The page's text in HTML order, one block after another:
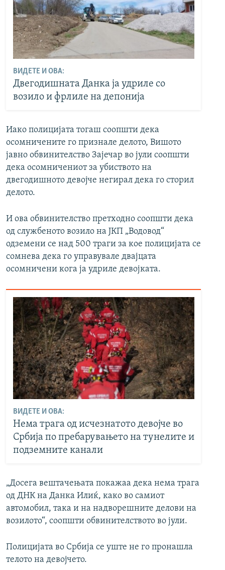
ВИДЕТЕ И ОВА:
Двегодишната Данка ја удриле со
возило и фрлиле на депонија
Иако полицијата тогаш соопшти дека
осомничените го признале делото, Вишото
јавно обвинителство Зајечар во јули соопшти
дека осомничениот за убиството на
двегодишното девојче негирал дека го сторил
делото.
И ова обвинителство претходно соопшти дека
од службеното возило на ЈКП „Водовод“
одземени се над 500 траги за кое полицијата се
сомнева дека го управувале двајцата
осомничени кога ја удриле девојката.
ВИДЕТЕ И ОВА:
Нема трага од исчезнатото девојче во
Србија по пребарувањето на тунелите и
подземните канали
„Досега вештачењата покажаа дека нема трага
од ДНК на Данка Илиќ, како во самиот
автомобил, така и на надворешните делови на
возилото“, соопшти обвинителството во јули.
Полицијата во Србија се уште не го пронашла
телото на девојчето.